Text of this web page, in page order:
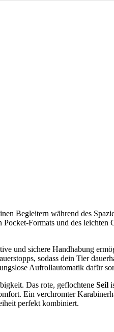
Begleitern während des
Formats und des
und sichere Handhabung
sodass dein Tier
Aufrollautomatik dafür
Das rote, geflochtene Seil
Ein verchromter
perfekt kombiniert.